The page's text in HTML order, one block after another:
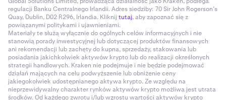
regulacji Banku Centralnego Irlandii. Adres siedziby: 70 Sir John Rogerson’s
Quay, Dublin, D02 R296, Irlandia. Kliknij tutaj, aby zapoznać się z
powiązanymi politykami i ujawnieniami.
Materiały te służą wyłącznie do ogólnych celów informacyjnych i nie
stanowią porady inwestycyjnej lub dotyczącej produktów finansowych
ani rekomendacji lub zachęty do kupna, sprzedaży, stakowania lub
posiadania jakichkolwiek aktywów krypto lub do realizacji określonych
strategii handlowych. Kraken nie podejmuje i nie będzie podejmować
działań mających na celu podwyższenie lub obniżenie ceny
jakiegokolwiek udostępnianego aktywa krypto. Ze względu na
nieprzewidywalny charakter rynków aktywów krypto możliwa jest utrata
środków. Od każdego zwrotu i/lub wzrostu wartości aktywów krypto